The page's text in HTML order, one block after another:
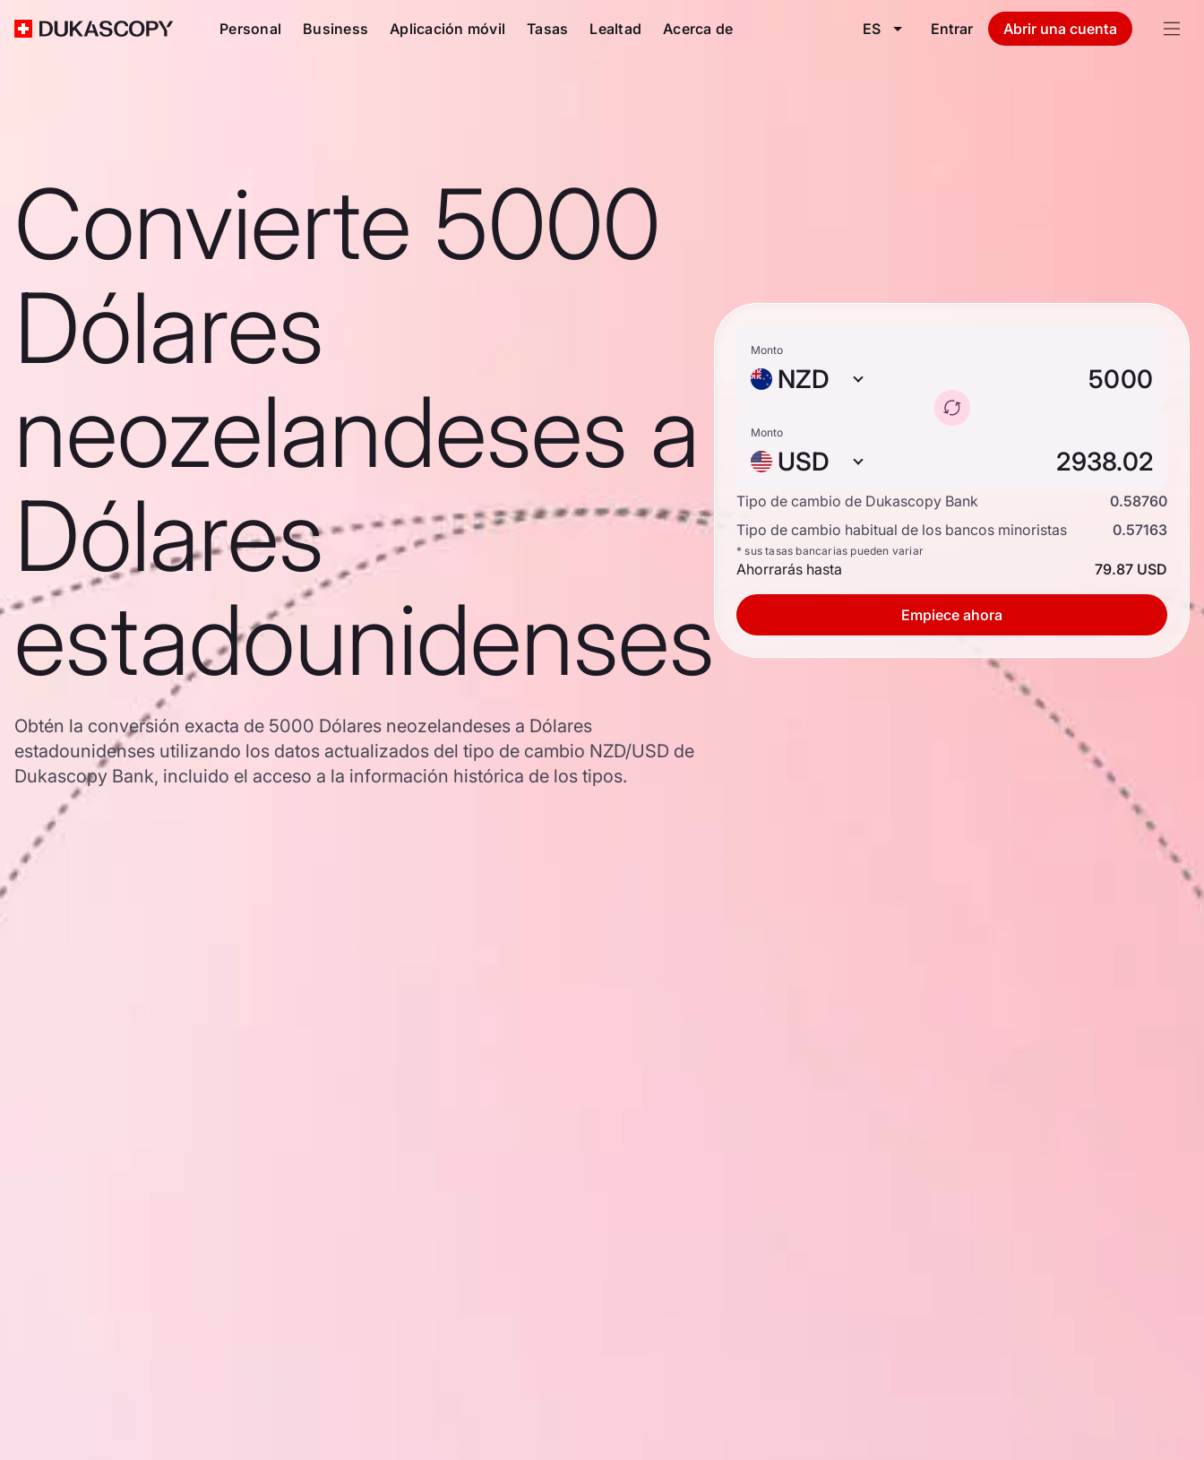
Personal Business Aplicación móvil Tasas Lealtad Acerca de ES Entrar Abrir una cuenta
Convierte 5000
Dólares
neozelandeses a
Dólares
estadounidenses
Obtén la conversión exacta de 5000 Dólares neozelandeses a Dólares
estadounidenses utilizando los datos actualizados del tipo de cambio NZD/USD de
Dukascopy Bank, incluido el acceso a la información histórica de los tipos.
Monto
NZD
Monto
USD
Tipo de cambio de Dukascopy Bank
0.58760
Tipo de cambio habitual de los bancos minoristas
0.57163
* sus tasas bancarias pueden variar
Ahorrarás hasta 79.87 USD
Empiece ahora